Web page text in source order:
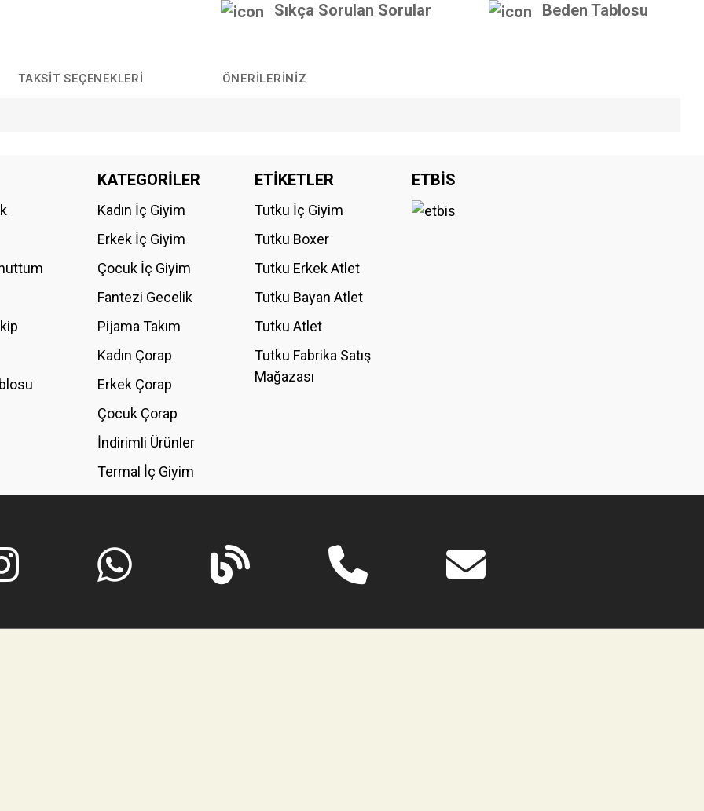
Sıkça Sorulan Sorular Beden Tablosu
TAKSIT SEÇENEKLERI ÖNERILERINIZ
Bu ürüne ilk yorumu siz yapın!
KATEGORİLER
Kadın İç Giyim
Erkek İç Giyim
Çocuk İç Giyim
Fantezi Gecelik
Pijama Takım
Kadın Çorap
Erkek Çorap
Çocuk Çorap
İndirimli Ürünler
Termal İç Giyim
ETİKETLER
Tutku İç Giyim
Tutku Boxer
Tutku Erkek Atlet
Tutku Bayan Atlet
Tutku Atlet
Tutku Fabrika Satış
Mağazası
ETBİS